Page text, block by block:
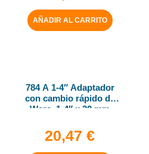
AÑADIR AL CARRITO
784 A 1-4″ Adaptador
con cambio rápido de
Wera, 1-4″ x 30 mm
20,47 €